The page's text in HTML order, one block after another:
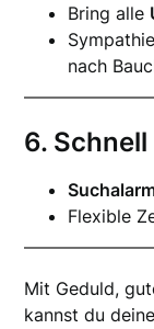
Bring alle
nach
6.
Flexible
Mit Geduld,
kannst du